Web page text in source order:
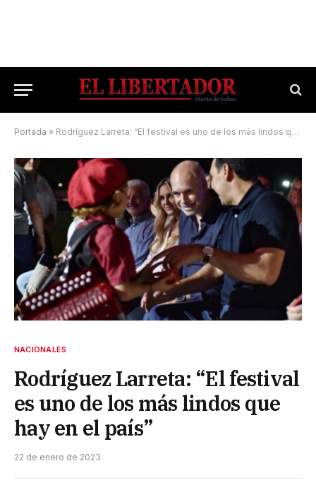
Portada » Rodríguez Larreta: “El festival es uno de los más lindos que hay en el país”
NACIONALES
Rodríguez Larreta: “El festival
es uno de los más lindos que
hay en el país”
22 de enero de 2023